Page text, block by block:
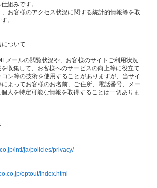
組みです。
お客様のアクセス状況に関する統計的情報等を取
。
ついて
メールの閲覧状況や、お客様のサイトご利用状況
収集して、お客様へのサービスの向上等に役立て
ン等の技術を使用することがありますが、当サイ
によってお客様のお名前、ご住所、電話番号、メー
人を特定可能な情報を取得することは一切ありま
intl/ja/policies/privacy/
optout/index.html